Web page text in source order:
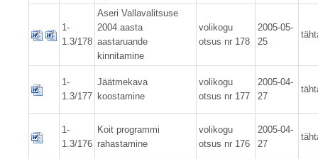
1-
1.3/178
Aseri Vallavalitsuse
2004.aasta
aastaruande
kinnitamine
volikogu
otsus nr 178
2005-05-
25
1-
1.3/177
Jäätmekava
koostamine
volikogu
otsus nr 177
2005-04-
27
1-
1.3/176
Koit programmi
rahastamine
volikogu
otsus nr 176
2005-04-
27